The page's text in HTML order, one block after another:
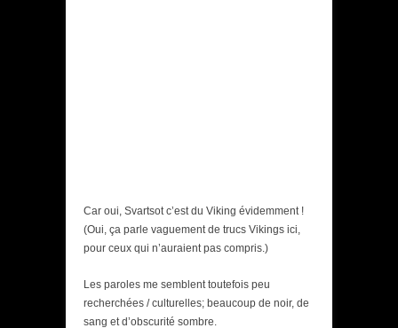
Car oui, Svartsot c’est du Viking évidemment !
(Oui, ça parle vaguement de trucs Vikings ici,
pour ceux qui n’auraient pas compris.)
Les paroles me semblent toutefois peu
recherchées / culturelles; beaucoup de noir, de
sang et d’obscurité sombre.